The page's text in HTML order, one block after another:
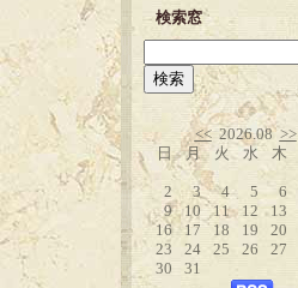
検索窓
<<2026.08 >>
日
2
9
16
23
30
月
3
10
17
24
31
火
4
11
18
25
水
5
12
19
26
木
6
13
20
27